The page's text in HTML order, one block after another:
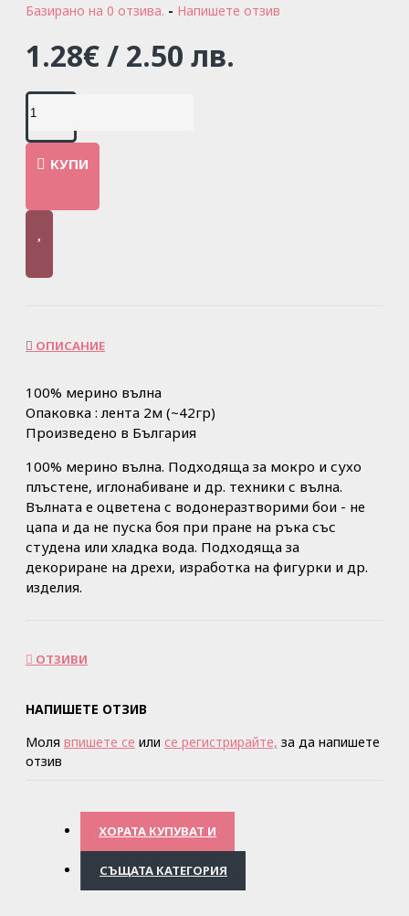
Базирано на 0 отзива. - Напишете отзив
1.28€ / 2.50 лв.
КУПИ
ОПИСАНИЕ
100% мерино вълна
Опаковка : лента 2м (~42гр)
Произведено в България
100% мерино вълна. Подходяща за мокро и сухо
плъстене, иглонабиване и др. техники с вълна.
Вълната е оцветена с водонеразтворими бои - не
цапа и да не пуска боя при пране на ръка със
студена или хладка вода. Подходяща за
декориране на дрехи, изработка на фигурки и др.
изделия.
ОТЗИВИ
НАПИШЕТЕ ОТЗИВ
Моля впишете се или се регистрирайте, за да напишете
отзив
ХОРАТА КУПУВАТ И
СЪЩАТА КАТЕГОРИЯ